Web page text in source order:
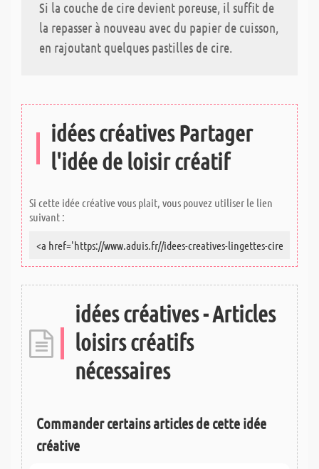
Si la couche de cire devient poreuse, il suffit de
la repasser à nouveau avec du papier de cuisson,
en rajoutant quelques pastilles de cire.
idées créatives Partager
l'idée de loisir créatif
Si cette idée créative vous plait, vous pouvez utiliser le lien
suivant :
idées créatives - Articles
loisirs créatifs
nécessaires
Commander certains articles de cette idée
créative